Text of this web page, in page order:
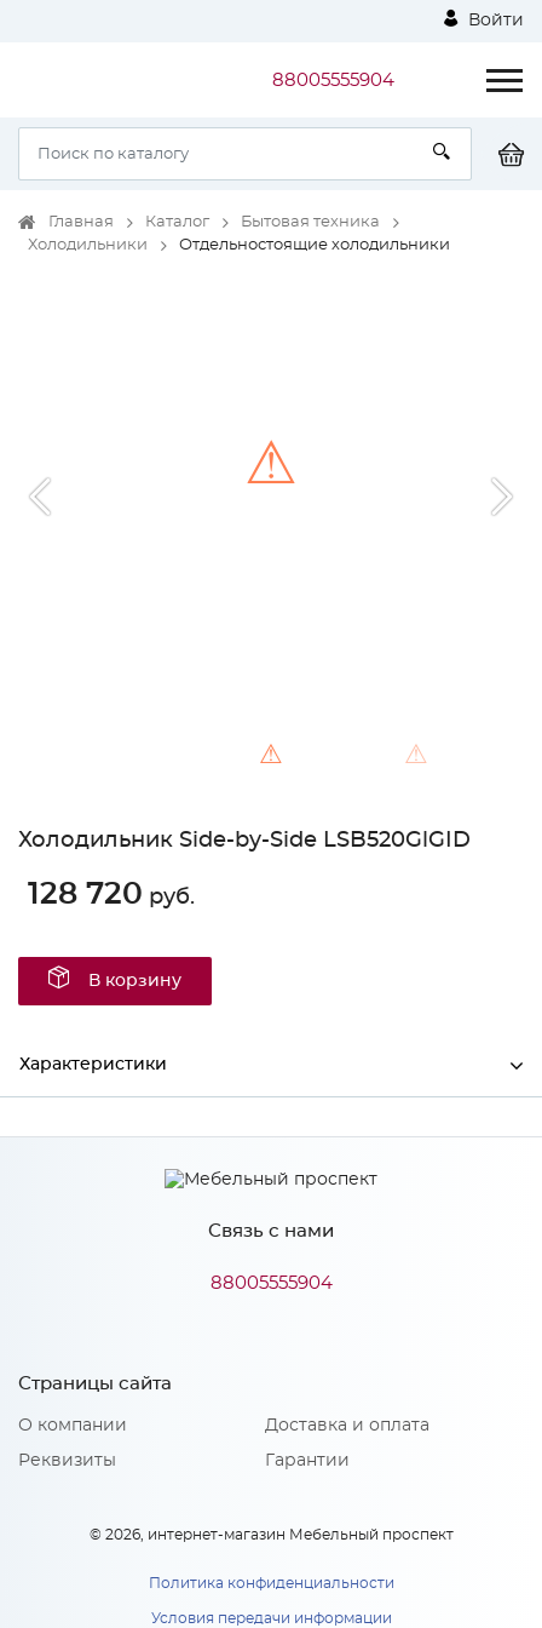
Войти
88005555904
Главная Каталог
Бытовая техника
Холодильники
Отдельностоящие холодильники
⚠ ⚠
⚠
Холодильник Side-by-Side LSB520GlGID
128 720 руб.
В корзину
Характеристики
Ширина 1789
830
609
LEX
Особенности
Класс энергопотребления A+, полезный объем 460 л,
холодильная камера 286л, морозильная камера 174 л, тип
управления электронный, макс уровень шума 38 Дб, система
Связь с нами
88005555904
Страницы сайта
О компании
Реквизиты
Доставка и оплата
Гарантии
© 2026, интернет-магазин Мебельный проспект
Политика конфиденциальности
Условия передачи информации